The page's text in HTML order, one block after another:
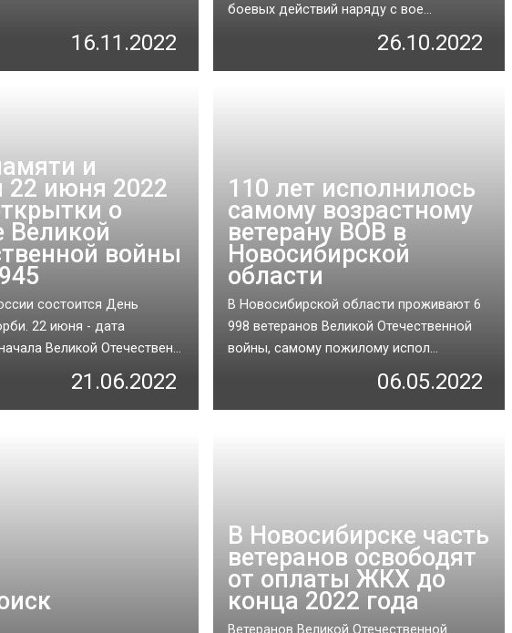
16.11.2022
боевых действий наряду с вое...
26.10.2022
и
22 июня 2022
о
Великой
войны
состоится День
22 июня - дата
Великой Отечествен...
21.06.2022
110 лет исполнилось
самому возрастному
ветерану ВОВ в
Новосибирской
области
В Новосибирской области проживают 6
998 ветеранов Великой Отечественной
войны, самому пожилому испол...
06.05.2022
В Новосибирске часть
ветеранов освободят
от оплаты ЖКХ до
конца 2022 года